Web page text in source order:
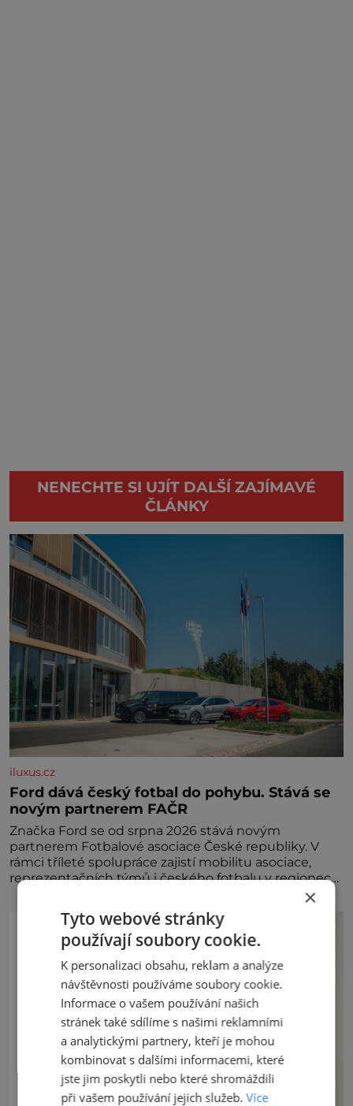
NENECHTE SI UJÍT DALŠÍ ZAJÍMAVÉ
ČLÁNKY
iluxus.cz
Ford dává český fotbal do pohybu. Stává se
novým partnerem FAČR
Značka Ford se od srpna 2026 stává novým
partnerem Fotbalové asociace České republiky. V
rámci tříleté spolupráce zajistí mobilitu asociace,
reprezentačních týmů i českého fotbalu v regionech.
×
Tyto webové stránky
používají soubory cookie.
K personalizaci obsahu, reklam a analýze
návštěvnosti používáme soubory cookie.
Informace o vašem používání našich
stránek také sdílíme s našimi reklamními
a analytickými partnery, kteří je mohou
kombinovat s dalšími informacemi, které
jste jim poskytli nebo které shromáždili
při vašem používání jejich služeb.Více